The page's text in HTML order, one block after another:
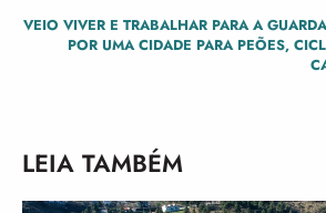
VEIO VIVER E TRABALHAR PARA A
POR UMA CIDADE PARA PEÕES,
LEIA TAMBÉM